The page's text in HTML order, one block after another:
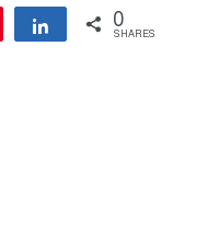
Share 0
SHARES